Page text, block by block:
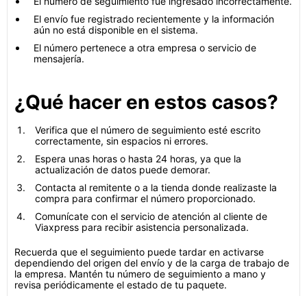
El envío fue registrado recientemente y la información
aún no está disponible en el sistema.
El número pertenece a otra empresa o servicio de
mensajería.
¿Qué hacer en estos casos?
Verifica que el número de seguimiento esté escrito
correctamente, sin espacios ni errores.
Espera unas horas o hasta 24 horas, ya que la
actualización de datos puede demorar.
Contacta al remitente o a la tienda donde realizaste la
compra para confirmar el número proporcionado.
Comunícate con el servicio de atención al cliente de
Viaxpress para recibir asistencia personalizada.
Recuerda que el seguimiento puede tardar en activarse
dependiendo del origen del envío y de la carga de trabajo de
la empresa. Mantén tu número de seguimiento a mano y
revisa periódicamente el estado de tu paquete.